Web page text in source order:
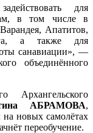
для
в том числе в
Апатитов,
а также для
санавиации», —
объединённого
АБРАМОВА,
на новых самолётах
переобучение.